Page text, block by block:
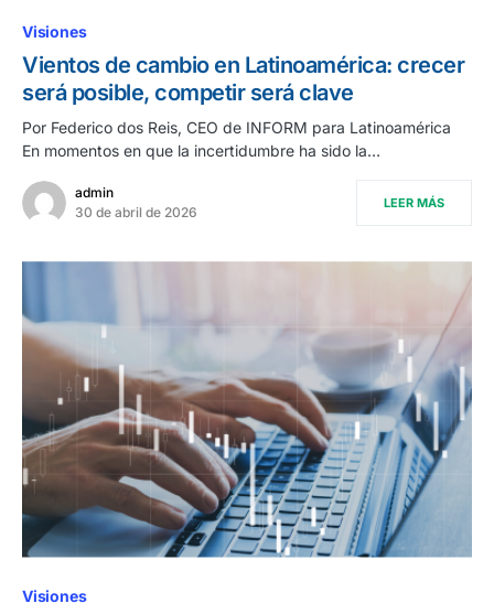
Visiones
Vientos de cambio en Latinoamérica: crecer
será posible, competir será clave
Por Federico dos Reis, CEO de INFORM para Latinoamérica
En momentos en que la incertidumbre ha sido la…
admin
30 de abril de 2026
LEER MÁS
Visiones